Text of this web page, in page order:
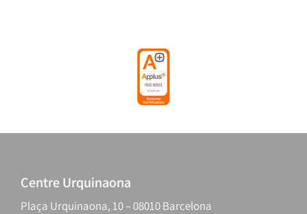
Centre Urquinaona
Plaça Urquinaona, 10 – 08010 Barcelona